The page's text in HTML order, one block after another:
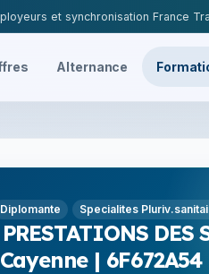
et synchronisation France
Alternance
Diplomante Specialites
DES
| 6F672A54